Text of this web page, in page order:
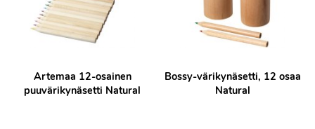
Artemaa 12-osainen
puuvärikynäsetti Natural
Bossy-värikynäsetti, 12 osaa
Natural